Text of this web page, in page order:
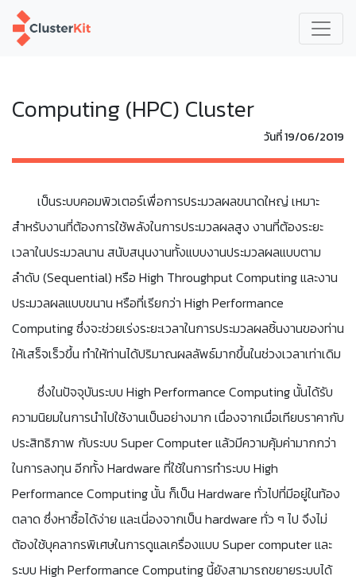
Computing (HPC) Cluster
วันที่ 19/06/2019
เป็นระบบคอมพิวเตอร์เพื่อการประมวลผลขนาดใหญ่ เหมาะ
สำหรับงานที่ต้องการใช้พลังในการประมวลผลสูง งานที่ต้องระยะ
เวลาในประมวลนาน สนับสนุนงานทั้งแบบงานประมวลผลแบบตาม
ลำดับ (Sequential) หรือ High Throughput Computing และงาน
ประมวลผลแบบขนาน หรือที่เรียกว่า High Performance
Computing ซึ่งจะช่วยเร่งระยะเวลาในการประมวลผลชิ้นงานของท่าน
ให้เสร็จเร็วขึ้น ทำให้ท่านได้ปริมาณผลลัพธ์มากขึ้นในช่วงเวลาเท่าเดิม
ซึ่งในปัจจุบันระบบ High Performance Computing นั้นได้รับ
ความนิยมในการนำไปใช้งานเป็นอย่างมาก เนื่องจากเมื่อเทียบราคากับ
ประสิทธิภาพ กับระบบ Super Computer แล้วมีความคุ้มค่ามากกว่า
ในการลงทุน อีกทั้ง Hardware ที่ใช้ในการทำระบบ High
Performance Computing นั้น ก็เป็น Hardware ทั่วไปที่มีอยู่ในท้อง
ตลาด ซึ่งหาซื้อได้ง่าย และเนี่องจากเป็น hardware ทั่ว ๆ ไป จึงไม่
ต้องใช้บุคลากรพิเศษในการดูแลเครื่องแบบ Super computer และ
ระบบ High Performance Computing นี้ยังสามารถขยายระบบได้